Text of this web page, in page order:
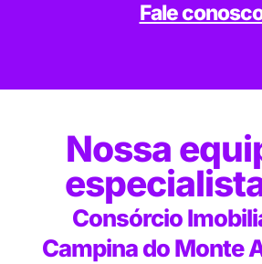
Fale
Nossa
Consórcio
Campina do Monte